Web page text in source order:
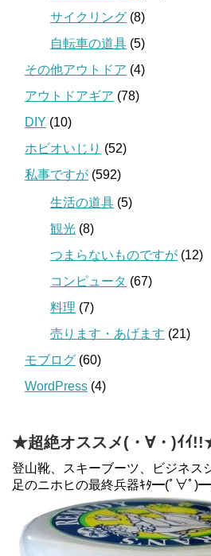
サイクリング (8)
自転車の道具 (5)
その他アウトドア (4)
アウトドアギア (78)
DIY (10)
ホビオいじり (52)
私事ですが (592)
生活の道具 (5)
観光 (8)
つまらないものですが (12)
コンピュータ (67)
料理 (7)
売ります・あげます (21)
モブログ (60)
WordPress (4)
★超絶オススメ(・∀・)ｲｲ
登山靴、スキーブーツ、ビジネス
足のニホヒの最終兵器ｷﾀ━(ﾟ∀ﾟ